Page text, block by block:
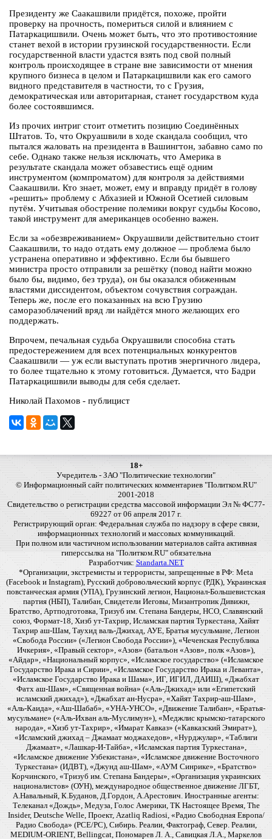
Президенту же Саакашвили придётся, похоже, пройти
проверку на прочность, помериться силой и влиянием с
Патаркацишвили. Очень может быть, что это противостояние
станет вехой в истории грузинской государственности. Если
государственной власти удастся взять под свой полный
контроль происходящее в стране вне зависимости от мнения
крупного бизнеса в целом и Патаркацишвили как его самого
видного представителя в частности, то с Грузия,
демократическая или авторитарная, станет государством куда
более состоявшимся.
Из прочих интриг стоит отметить позицию Соединённых
Штатов. То, что Окруашвили в ходе скандала сообщил, что
пытался жаловать на президента в Вашингтон, забавно само по
себе. Однако также нельзя исключать, что Америка в
результате скандала может обзавестись ещё одним
инструментом (компроматом) для контроля за действиями
Саакашвили. Кто знает, может, ему и вправду придёт в голову
«решить» проблему с Абхазией и Южной Осетией силовым
путём. Учитывая обострение полемики вокруг судьбы Косово,
такой инструмент для американцев особенно важен.
Если за «обезвреживанием» Окруашвили действительно стоит
Саакашвили, то надо отдать ему должное — проблема было
устранена оперативно и эффективно. Если бы бывшего
министра просто отправили за решётку (повод найти можно
было бы, видимо, без труда), он бы оказался обиженным
властями диссидентом, объектом сочувствия сограждан.
Теперь же, после его показанных на всю Грузию
саморазоблачений вряд ли найдётся много желающих его
поддержать.
Впрочем, печальная судьба Окруашвили способна стать
предостережением для всех потенциальных конкурентов
Саакашвили — уж если выступать против энергичного лидера,
то более тщательно к этому готовиться. Думается, что Бадри
Патаркацишвили выводы для себя сделает.
Николай Пахомов - публицист
18+
Учредитель - ЗАО "Политические технологии"
© Информационный сайт политических комментариев "Политком.RU"
2001-2018
Свидетельство о регистрации средства массовой информации Эл № ФС77-
69227 от 06 апреля 2017 г.
Регистрирующий орган: Федеральная служба по надзору в сфере связи,
информационных технологий и массовых коммуникаций.
При полном или частичном использовании материалов сайта активная
гиперссылка на "Политком.RU" обязательна
Разработчик: Standarta.NET
*Организации, экстремисты и террористы, запрещенные в РФ: Meta
(Facebook и Instagram), Русский добровольческий корпус (РДК), Украинская
повстанческая армия (УПА), Грузинский легион, Национал-Большевистская
партия (НБП), Талибан, Свидетели Иеговы, Мизантропик Дивижн,
Братство, Артподготовка, Тризуб им. Степана Бандеры, НСО, Славянский
союз, Формат-18, Хизб ут-Тахрир, Исламская партия Туркестана, Хайят
Тахрир аш-Шам, Таухид валь-Джихад, АУЕ, Братья мусульмане, Легион
«Свобода России» («Легион Свобода России»), «Чеченская Республика
Ичкерия», «Правый сектор», «Азов» (батальон «Азов», полк «Азов»),
«Айдар», «Национальный корпус», «Исламское государство» («Исламское
Государство Ирака и Сирии», «Исламское Государство Ирака и Леванта»,
«Исламское Государство Ирака и Шама», ИГ, ИГИЛ, ДАИШ), «Джабхат
Фатх аш-Шам», «Священная война» («Аль-Джихад» или «Египетский
исламский джихад»), «Джабхат ан-Нусра», «Хайят Тахрир-аш-Шам»,
«Аль-Каида», «Аш-Шабаб», «УНА-УНСО», «Движение Талибан», «Братья-
мусульмане» («Аль-Ихван аль-Муслимун»), «Меджлис крымско-татарского
народа», «Хизб ут-Тахрир», «Имарат Кавказ» («Кавказский Эмират»),
«Исламский джихад – Джамаат моджахедов», «Нурджулар», «Таблиги
Джамаат», «Лашкар-И-Тайба», «Исламская партия Туркестана»,
«Исламское движение Узбекистана», «Исламское движение Восточного
Туркестана» (ИДВТ), «Джунд аш-Шам», «АУМ Синрике», «Братство»
Корчинского, «Тризуб им. Степана Бандеры», «Организация украинских
националистов» (ОУН), международное общественное движение ЛГБТ,
А.Навальный, К.Буданов, Д.Гордон, А.Арестович. Иностранные агенты:
Телеканал «Дождь», Медуза, Голос Америки, ТК Настоящее Время, The
Insider, Deutsche Welle, Проект, Azatliq Radiosi, «Радио Свободная Европа/
Радио Свобода» (PCE/PC), Сибирь. Реалии, Фактограф, Север. Реалии,
MEDIUM-ORIENT, Bellingcat, Пономарев Л. А., Савицкая Л.А., Маркелов